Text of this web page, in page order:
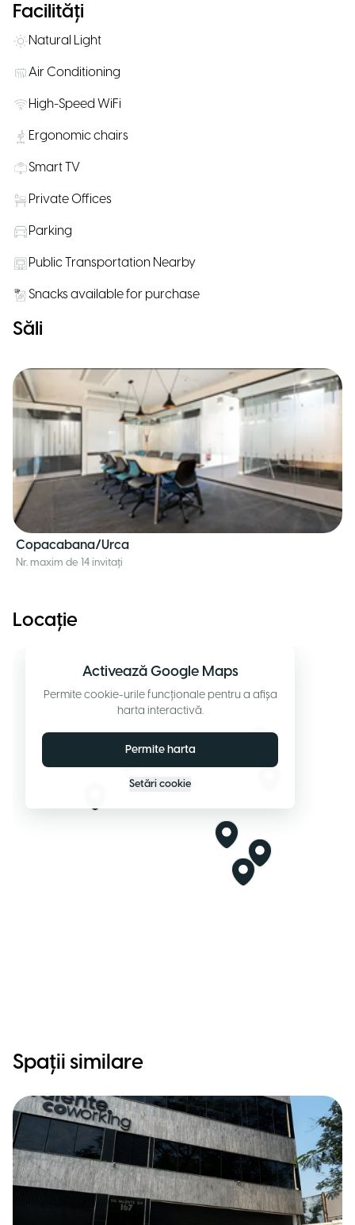
Facilități
Natural Light
Air Conditioning
High-Speed WiFi
Ergonomic chairs
Smart TV
Private Offices
Parking
Public Transportation Nearby
Snacks available for purchase
Săli
Copacabana/Urca
Nr. maxim de 14 invitați
Locație
Activează Google Maps
Permite cookie-urile funcționale pentru a afișa
harta interactivă.
Permite harta
Setări cookie
Spații similare